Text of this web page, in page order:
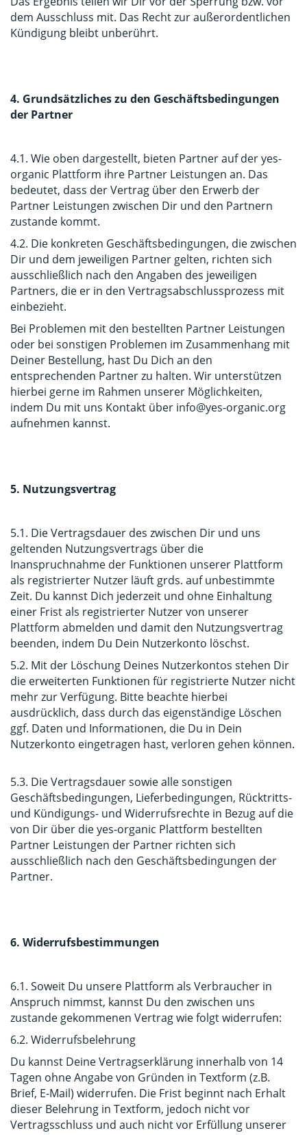
dem Ausschluss mit. Das Recht zur außerordentlichen
Kündigung bleibt unberührt.
4. Grundsätzliches zu den Geschäftsbedingungen
der Partner
4.1. Wie oben dargestellt, bieten Partner auf der yes-
organic Plattform ihre Partner Leistungen an. Das
bedeutet, dass der Vertrag über den Erwerb der
Partner Leistungen zwischen Dir und den Partnern
zustande kommt.
4.2. Die konkreten Geschäftsbedingungen, die zwischen
Dir und dem jeweiligen Partner gelten, richten sich
ausschließlich nach den Angaben des jeweiligen
Partners, die er in den Vertragsabschlussprozess mit
einbezieht.
Bei Problemen mit den bestellten Partner Leistungen
oder bei sonstigen Problemen im Zusammenhang mit
Deiner Bestellung, hast Du Dich an den
entsprechenden Partner zu halten. Wir unterstützen
hierbei gerne im Rahmen unserer Möglichkeiten,
indem Du mit uns Kontakt über info@yes-organic.org
aufnehmen kannst.
5. Nutzungsvertrag
5.1. Die Vertragsdauer des zwischen Dir und uns
geltenden Nutzungsvertrags über die
Inanspruchnahme der Funktionen unserer Plattform
als registrierter Nutzer läuft grds. auf unbestimmte
Zeit. Du kannst Dich jederzeit und ohne Einhaltung
einer Frist als registrierter Nutzer von unserer
Plattform abmelden und damit den Nutzungsvertrag
beenden, indem Du Dein Nutzerkonto löschst.
5.2. Mit der Löschung Deines Nutzerkontos stehen Dir
die erweiterten Funktionen für registrierte Nutzer nicht
mehr zur Verfügung. Bitte beachte hierbei
ausdrücklich, dass durch das eigenständige Löschen
ggf. Daten und Informationen, die Du in Dein
Nutzerkonto eingetragen hast, verloren gehen können.
5.3. Die Vertragsdauer sowie alle sonstigen
Geschäftsbedingungen, Lieferbedingungen, Rücktritts-
und Kündigungs- und Widerrufsrechte in Bezug auf die
von Dir über die yes-organic Plattform bestellten
Partner Leistungen der Partner richten sich
ausschließlich nach den Geschäftsbedingungen der
Partner.
6. Widerrufsbestimmungen
6.1. Soweit Du unsere Plattform als Verbraucher in
Anspruch nimmst, kannst Du den zwischen uns
zustande gekommenen Vertrag wie folgt widerrufen:
6.2. Widerrufsbelehrung
Du kannst Deine Vertragserklärung innerhalb von 14
Tagen ohne Angabe von Gründen in Textform (z.B.
Brief, E-Mail) widerrufen. Die Frist beginnt nach Erhalt
dieser Belehrung in Textform, jedoch nicht vor
Vertragsschluss und auch nicht vor Erfüllung unserer